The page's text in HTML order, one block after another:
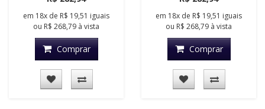
em 18x de R$ 19,51 iguais
ou R$ 268,79 à vista
Comprar
em 18x de R$ 19,51 iguais
ou R$ 268,79 à vista
Comprar